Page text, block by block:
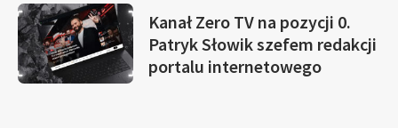
Kanał Zero TV na pozycji 0.
Patryk Słowik szefem redakcji
portalu internetowego